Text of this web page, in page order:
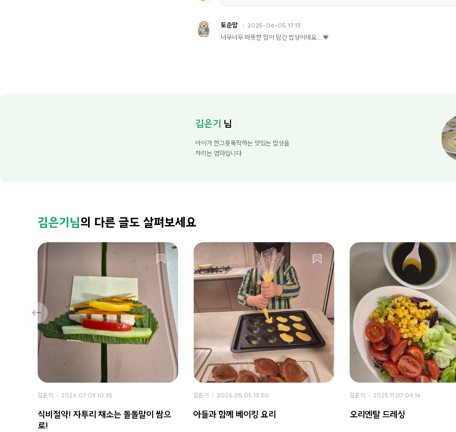
토순맘 2025-06-05 17:13
너무너무 따뜻한 맘이 담긴 밥상이네요....💗
김은기 님
아이가 한그릇뚝딱하는 맛있는 밥상을
차리는 엄마입니다
김은기님의 다른 글도 살펴보세요
김은기 2026.07.08 10:35
식비절약! 자투리 채소는 돌돌말이 쌈으
로!
김은기 2026.05.05 13:30
아들과 함께 베이킹 요리
김은기 2025.11.07 09:14
오리엔탈 드레싱